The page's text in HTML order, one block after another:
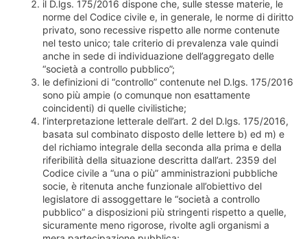
il D.lgs. 175/2016 dispone che, sulle stesse materie, le
norme del Codice civile e, in generale, le norme di diritto
privato, sono recessive rispetto alle norme contenute
nel testo unico; tale criterio di prevalenza vale quindi
anche in sede di individuazione dell’aggregato delle
“società a controllo pubblico”;
le definizioni di “controllo” contenute nel D.lgs. 175/2016
sono più ampie (o comunque non esattamente
coincidenti) di quelle civilistiche;
l’interpretazione letterale dell’art. 2 del D.lgs. 175/2016,
basata sul combinato disposto delle lettere b) ed m) e
del richiamo integrale della seconda alla prima e della
riferibilità della situazione descritta dall’art. 2359 del
Codice civile a “una o più” amministrazioni pubbliche
socie, è ritenuta anche funzionale all’obiettivo del
legislatore di assoggettare le “società a controllo
pubblico” a disposizioni più stringenti rispetto a quelle,
sicuramente meno rigorose, rivolte agli organismi a